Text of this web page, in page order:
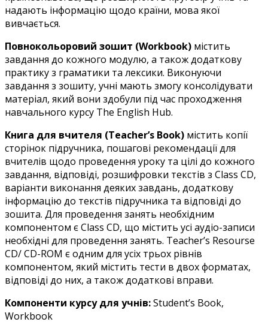
надають інформацію щодо країни, мова якої
вивчається.
Повнокольоровий зошит (Workbook) містить
завдання до кожного модулю, а також додаткову
практику з граматики та лексики. Виконуючи
завдання з зошиту, учні мають змогу консолідувати
матеріал, який вони здобули під час проходження
навчального курсу The English Hub.
Книга для вчителя (Teacher’s Book) містить копії
сторінок підручника, пошагові рекомендації для
вчителів щодо проведення уроку та цілі до кожного
завдання, відповіді, розшифровки текстів з Class CD,
варіанти виконання деяких завдань, додаткову
інформацію до текстів підручника та відповіді до
зошита. Для проведення занять необхідним
компонентом є Class CD, що містить усі аудіо-записи
необхідні для проведення занять. Teacher’s Resourse
CD/ CD-ROM є одним для усіх трьох рівнів
компонентом, який містить тести в двох форматах,
відповіді до них, а також додаткові вправи.
Компоненти курсу для учнів:Student’s Book,
Workbook